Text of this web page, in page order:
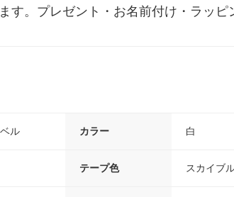
す。プレゼント・お名前付け・ラッ
ル カラー 白
テープ色 スカイブ